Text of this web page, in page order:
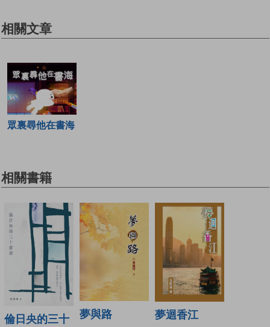
相關文章
眾裏尋他在書海
相關書籍
倫日央的三十
夢與路 夢迴香江